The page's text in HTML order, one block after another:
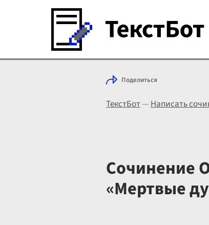
Поделиться
ТекстБот—Написать
Сочинение
«Мертвые